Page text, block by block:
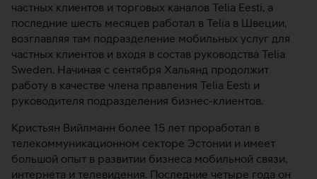
частных клиентов и торговых каналов Telia Eesti, а
последние шесть месяцев работал в Telia в Швеции,
возглавляя там подразделение мобильных услуг для
частных клиентов и входя в состав руководства Telia
Sweden. Начиная с сентября Хальянд продолжит
работу в качестве члена правления Telia Eesti и
руководителя подразделения бизнес-клиентов.
Кристьян Вийлманн более 15 лет проработал в
телекоммуникационном секторе Эстонии и имеет
большой опыт в развитии бизнеса мобильной связи,
интернета и телевидения. Последние четыре года он